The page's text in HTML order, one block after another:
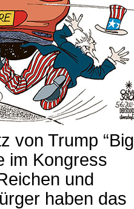
von Trump “Big
im Kongress
und
haben das